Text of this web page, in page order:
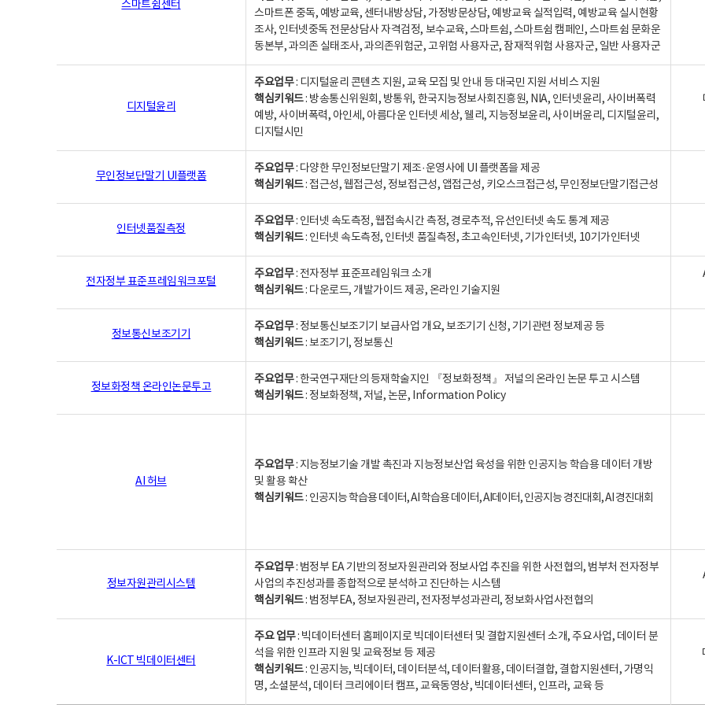
스마트쉼센터
스마트폰 중독, 예방교육, 센터내방상담, 가정방문상담, 예방교육 실적입력, 예방교육 실시현황
조사, 인터넷중독 전문상담사 자격검정, 보수교육, 스마트쉼, 스마트쉼 캠페인, 스마트쉼 문화운
동본부, 과의존 실태조사, 과의존위험군, 고위험 사용자군, 잠재적위험 사용자군, 일반 사용자군
디지털윤리
주요업무: 디지털윤리 콘텐츠 지원, 교육 모집 및 안내 등 대국민 지원 서비스 지원
핵심키워드: 방송통신위원회, 방통위, 한국지능정보사회진흥원, NIA, 인터넷윤리, 사이버폭력
예방, 사이버폭력, 아인세, 아름다운 인터넷 세상, 웰리, 지능정보윤리, 사이버윤리, 디지털윤리,
디지털시민
무인정보단말기 UI플랫폼
주요업무: 다양한 무인정보단말기 제조·운영사에 UI 플랫폼을 제공
핵심키워드: 접근성, 웹접근성, 정보접근성, 앱접근성, 키오스크접근성, 무인정보단말기접근성
인터넷품질측정
주요업무: 인터넷 속도측정, 웹접속시간 측정, 경로추적, 유선인터넷 속도 통계 제공
핵심키워드: 인터넷 속도측정, 인터넷 품질측정, 초고속인터넷, 기가인터넷, 10기가인터넷
전자정부 표준프레임워크포털
주요업무: 전자정부 표준프레임워크 소개
핵심키워드: 다운로드, 개발가이드 제공, 온라인 기술지원
정보통신보조기기
주요업무: 정보통신보조기기 보급사업 개요, 보조기기 신청, 기기관련 정보제공 등
핵심키워드: 보조기기, 정보통신
정보화정책 온라인논문투고
주요업무: 한국연구재단의 등재학술지인 『정보화정책』 저널의 온라인 논문 투고 시스템
핵심키워드: 정보화정책, 저널, 논문, Information Policy
AI 허브
주요업무: 지능정보기술 개발 촉진과 지능정보산업 육성을 위한 인공지능 학습용 데이터 개방
및 활용 확산
핵심키워드: 인공지능 학습용 데이터, AI 학습용 데이터, AI데이터, 인공지능 경진대회, AI 경진대회
정보자원관리시스템
주요업무: 범정부 EA 기반의 정보자원관리와 정보사업 추진을 위한 사전협의, 범부처 전자정부
사업의 추진성과를 종합적으로 분석하고 진단하는 시스템
핵심키워드: 범정부EA, 정보자원관리, 전자정부성과관리, 정보화사업사전협의
K-ICT 빅데이터센터
주요 업무: 빅데이터센터 홈페이지로 빅데이터센터 및 결합지원센터 소개, 주요사업, 데이터 분
석을 위한 인프라 지원 및 교육정보 등 제공
핵심키워드: 인공지능, 빅데이터, 데이터분석, 데이터활용, 데이터결합, 결합지원센터, 가명익
명, 소셜분석, 데이터 크리에이터 캠프, 교육동영상, 빅데이터센터, 인프라, 교육 등